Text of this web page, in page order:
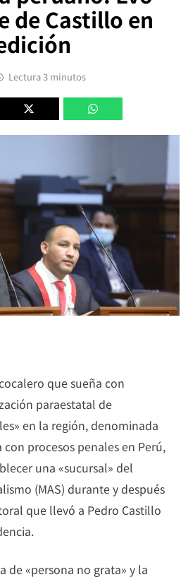
de Castillo en
Lectura 3 minutos
que sueña con
paraestatal de
en la región, denominada
con procesos penales en Perú,
una «sucursal» del
(MAS) durante y después
que llevó a Pedro Castillo
de «persona no grata» y la